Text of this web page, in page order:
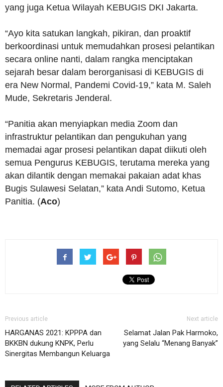
yang juga Ketua Wilayah KEBUGIS DKI Jakarta.
“Ayo kita satukan langkah, pikiran, dan proaktif
berkoordinasi untuk memudahkan prosesi pelantikan
secara online nanti, dalam rangka menciptakan
sejarah besar dalam berorganisasi di KEBUGIS di
era New Normal, Pandemi Covid-19,” kata M. Saleh
Mude, Sekretaris Jenderal.
“Panitia akan menyiapkan media Zoom dan
infrastruktur pelantikan dan pengukuhan yang
memadai agar prosesi pelantikan dapat diikuti oleh
semua Pengurus KEBUGIS, terutama mereka yang
akan dilantik dengan memakai pakaian adat khas
Bugis Sulawesi Selatan,” kata Andi Sutomo, Ketua
Panitia. (Aco)
Previous article
HARGANAS 2021: KPPPA dan
BKKBN dukung KNPK, Perlu
Sinergitas Membangun Keluarga
Next article
Selamat Jalan Pak Harmoko,
yang Selalu “Menang Banyak”